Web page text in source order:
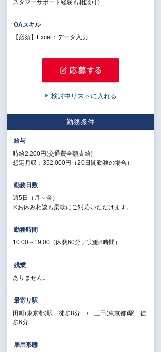
スタマーサポート経験も相談可）
OAスキル
【必須】Excel：データ入力
検討中リストに入れる
勤務条件
給与
時給2,200円(交通費全額支給)
想定月収：352,000円（20日間勤務の場合）
勤務日数
週5日（月～金）
※お休み相談も柔軟にご対応いただけます。
勤務時間
10:00～19:00（休憩60分／実働8時間）
残業
ありません。
最寄り駅
田町(東京都)駅 徒歩8分 / 三田(東京都)駅 徒
歩6分
雇用形態